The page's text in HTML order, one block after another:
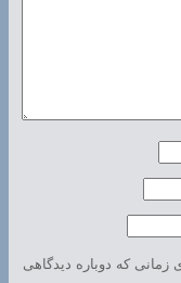
زمانی که دوباره دیدگاهی